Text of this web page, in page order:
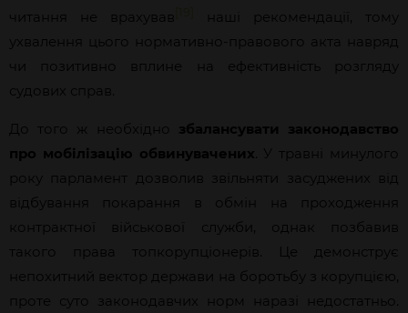
читання не врахував
наші рекомендації, тому
ухвалення цього нормативно-правового акта навряд
чи позитивно вплине на ефективність розгляду
судових справ.
До того ж необхідно збалансувати законодавство
про мобілізацію обвинувачених . У травні минулого
року парламент дозволив звільняти засуджених від
відбування покарання в обмін на проходження
контрактної військової служби, однак позбавив
такого права топкорупціонерів. Це демонструє
непохитний вектор держави на боротьбу з корупцією,
проте суто законодавчих норм наразі недостатньо.